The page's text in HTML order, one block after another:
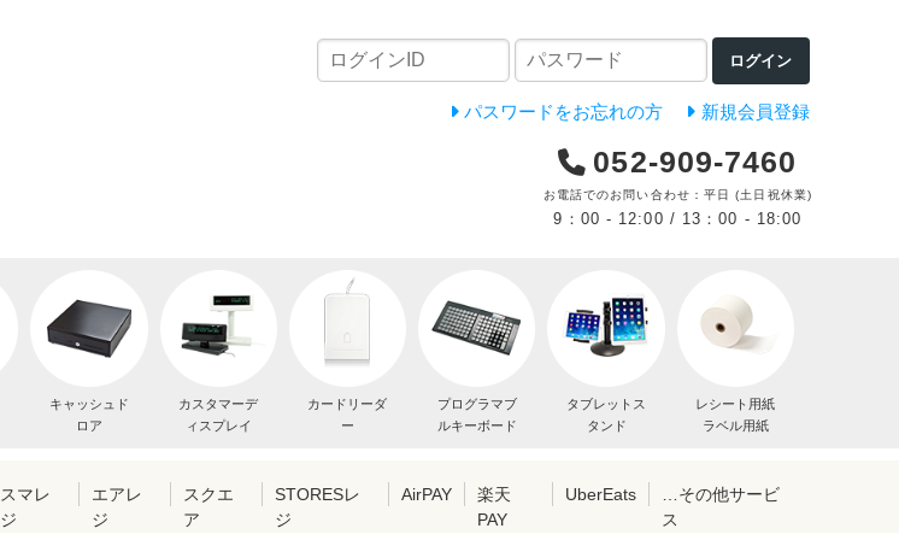
ログイン
パスワードをお忘れの方 新規会員登録
052-909-7460
お電話でのお問い合わせ：平日 (土日祝休業)
9：00 - 12:00 / 13：00 - 18:00
キャッシュド
ロア
カスタマーデ
ィスプレイ
カードリーダ
ー
プログラマブ
ルキーボード
タブレットス
タンド
レシート用紙
ラベル用紙
スマレ
ジ
エアレ
ジ
スクエ
ア
STORESレ
ジ
AirPAY
楽天
PAY
UberEats
…その他サービ
ス